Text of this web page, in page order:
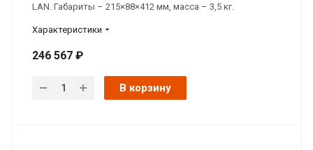
LAN. Габариты – 215×88×412 мм, масса – 3,5 кг.
Характеристики
246 567 ₽
В корзину